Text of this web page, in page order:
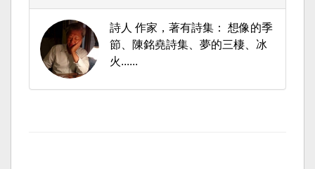
詩人 作家，著有詩集： 想像的季
節、陳銘堯詩集、夢的三棲、冰
火......